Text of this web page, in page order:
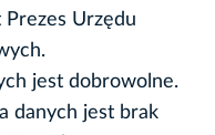
Urzędu
jest dobrowolne.
danych jest brak